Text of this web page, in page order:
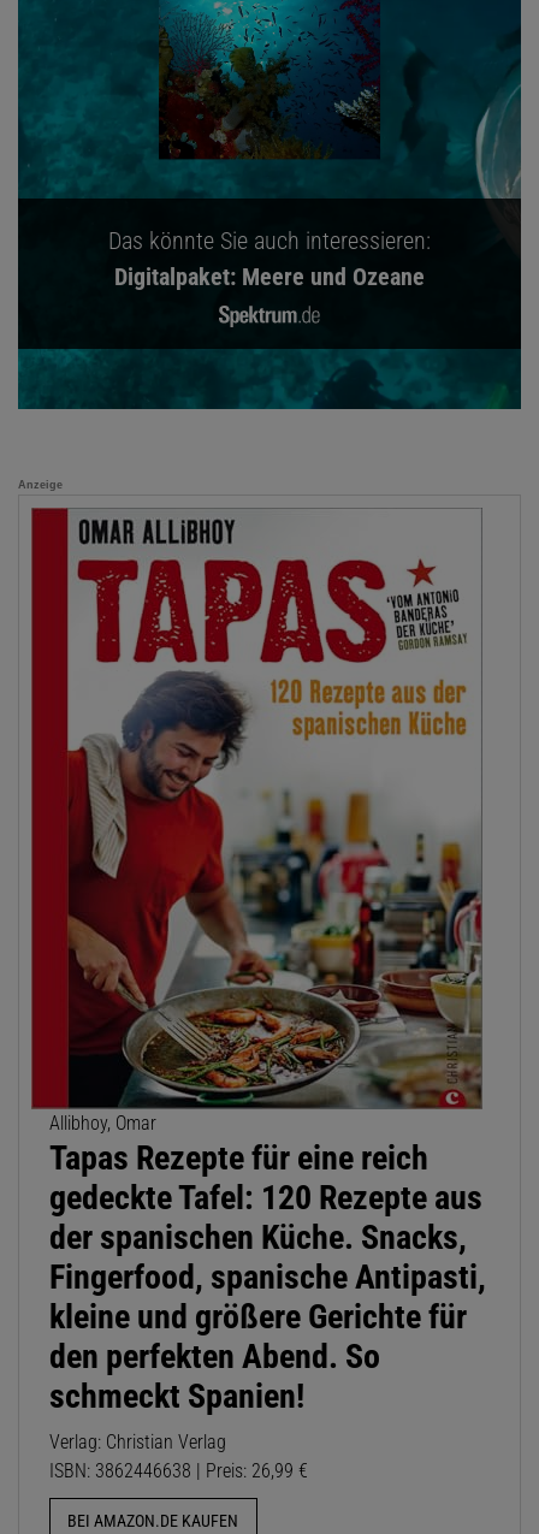
Das könnte Sie auch interessieren:
Digitalpaket: Meere und Ozeane
Anzeige
Allibhoy, Omar
Tapas Rezepte für eine reich
gedeckte Tafel: 120 Rezepte aus
der spanischen Küche. Snacks,
Fingerfood, spanische Antipasti,
kleine und größere Gerichte für
den perfekten Abend. So
schmeckt Spanien!
Verlag: Christian Verlag
ISBN: 3862446638 | Preis: 26,99 €
BEI AMAZON.DE KAUFEN